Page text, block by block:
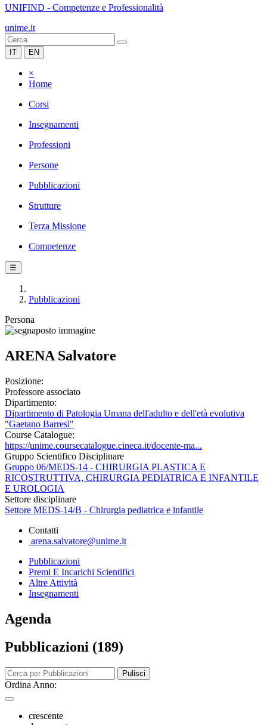
UNIFIND - Competenze e Professionalità
unime.it
IT EN
×
Home
Corsi
Insegnamenti
Professioni
Persone
Pubblicazioni
Strutture
Terza Missione
Competenze
☰
Pubblicazioni
Persona
ARENA Salvatore
Posizione:
Professore associato
Dipartimento:
Dipartimento di Patologia Umana dell'adulto e dell'età evolutiva
"Gaetano Barresi"
Course Catalogue:
https://unime.coursecatalogue.cineca.it/docente-ma...
Gruppo Scientifico Disciplinare
Gruppo 06/MEDS-14 - CHIRURGIA PLASTICA E
RICOSTRUTTIVA, CHIRURGIA PEDIATRICA E INFANTILE
E UROLOGIA
Settore disciplinare
Settore MEDS-14/B - Chirurgia pediatrica e infantile
Contatti
arena.salvatore@unime.it
Pubblicazioni
Premi E Incarichi Scientifici
Altre Attività
Insegnamenti
Agenda
Pubblicazioni (189)
Pulisci
Ordina Anno:
crescente